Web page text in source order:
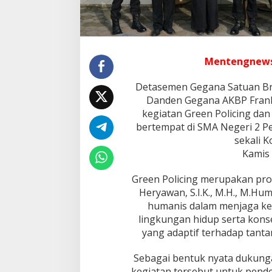
e
e
n
P
i
n
g
d
m
b
a
n
g
e
u
Detasemen Gegana Satuan
Danden Gegana AKBP
kegiatan Green Policing
bertempat di SMA Negeri 2
sekali
Green Policing merupakan
Heryawan, S.I.K., M.H.,
humanis dalam menjaga
lingkungan hidup serta
yang adaptif terhadap
Sebagai bentuk nyata